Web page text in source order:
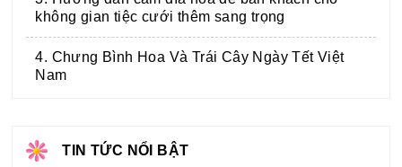
không gian tiệc cưới thêm sang trọng
4. Chưng Bình Hoa Và Trái Cây Ngày Tết Việt
Nam
TIN TỨC NỔI BẬT